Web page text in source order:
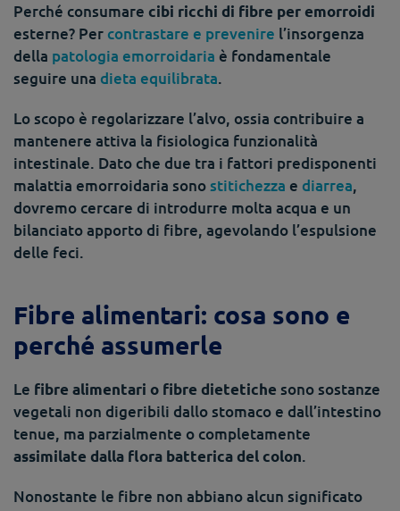
Perché consumare cibi ricchi di fibre per emorroidi
esterne? Per contrastare e prevenire l’insorgenza
della patologia emorroidaria è fondamentale
seguire una dieta equilibrata.
Lo scopo è regolarizzare l’alvo, ossia contribuire a
mantenere attiva la fisiologica funzionalità
intestinale. Dato che due tra i fattori predisponenti
malattia emorroidaria sonostitichezza e diarrea,
dovremo cercare di introdurre molta acqua e un
bilanciato apporto di fibre, agevolando l’espulsione
delle feci.
Fibre alimentari: cosa sono e
perché assumerle
Le fibre alimentari o fibre dietetiche sono sostanze
vegetali non digeribili dallo stomaco e dall’intestino
tenue, ma parzialmente o completamente
assimilate dalla flora batterica del colon.
Nonostante le fibre non abbiano alcun significato